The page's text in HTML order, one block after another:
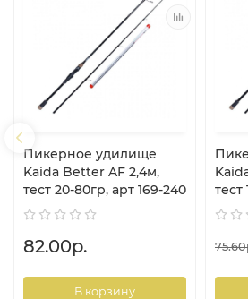
Пикерное удилище
Kaida Better AF 2,4м,
тест 20-80гр, арт 169-240
82.00р.
В корзину
тест